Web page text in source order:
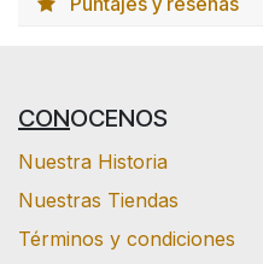
CONOCENOS
Nuestra Historia
Nuestras Tiendas
Términos y condiciones